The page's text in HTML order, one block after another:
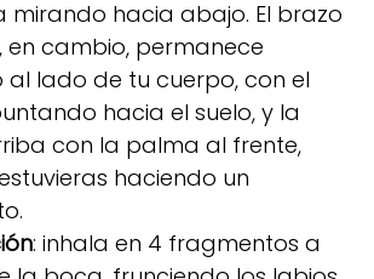
mirando hacia abajo. El brazo
en cambio, permanece
lado de tu cuerpo, con el
hacia el suelo, y la
con la palma al frente,
haciendo un
: inhala en 4 fragmentos a